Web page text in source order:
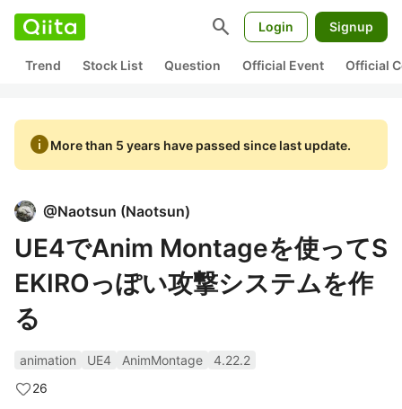
search Login Signup
Trend Stock List Question Official Event Official
infoMore than 5 years have passed since last update.
@Naotsun (Naotsun)
UE4でAnim Montageを使ってS
EKIROっぽい攻撃システムを作
る
animation UE4 AnimMontage
4.22.2
26